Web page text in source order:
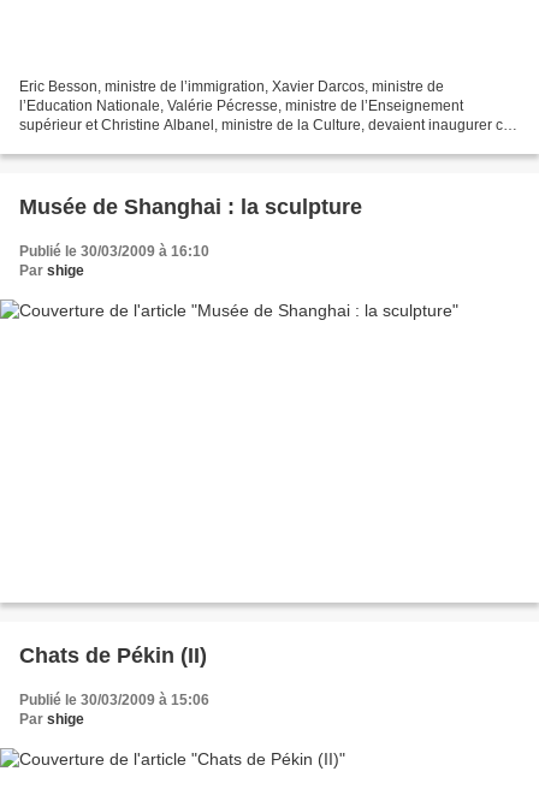
Eric Besson, ministre de l’immigration, Xavier Darcos, ministre de
l’Education Nationale, Valérie Pécresse, ministre de l’Enseignement
supérieur et Christine Albanel, ministre de la Culture, devaient inaugurer ce
Musée de Shanghai : la sculpture
Publié le 30/03/2009 à 16:10
Par shige
Chats de Pékin (II)
Publié le 30/03/2009 à 15:06
Par shige